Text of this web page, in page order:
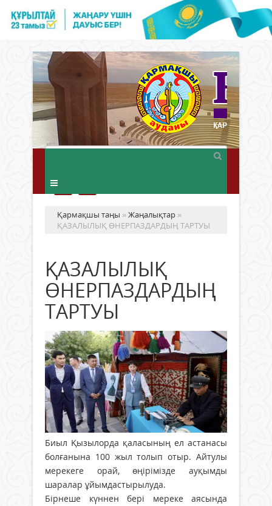
Қармақшы таңы »Жаңалықтар »
ҚАЗАЛЫЛЫҚ ӨНЕРПАЗДАРДЫҢ ТАРТУЫ
ҚАЗАЛЫЛЫҚ
ӨНЕРПАЗДАРДЫҢ
ТАРТУЫ
Биыл Қызылорда қаласының ел астанасы
болғанына 100 жыл толып отыр. Айтулы
мерекеге орай, өңірімізде ауқымды
шаралар ұйымдастырылуда.
Бірнеше күннен бері мереке аясында